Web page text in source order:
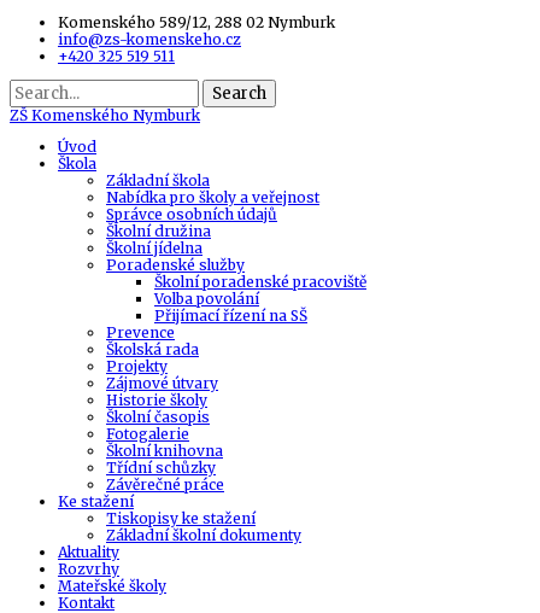
Komenského 589/12, 288 02 Nymburk
info@zs-komenskeho.cz
+420 325 519 511
Search
ZŠ Komenského Nymburk
Úvod
Škola
Základní škola
Nabídka pro školy a veřejnost
Správce osobních údajů
Školní družina
Školní jídelna
Poradenské služby
Školní poradenské pracoviště
Volba povolání
Přijímací řízení na SŠ
Prevence
Školská rada
Projekty
Zájmové útvary
Historie školy
Školní časopis
Fotogalerie
Školní knihovna
Třídní schůzky
Závěrečné práce
Ke stažení
Tiskopisy ke stažení
Základní školní dokumenty
Aktuality
Rozvrhy
Mateřské školy
Kontakt